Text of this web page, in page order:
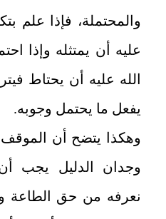
والمحتملة، فإذا علم
عليه أن يمتثله وإذا
الله عليه أن يحتاط
يفعل ما يحتمل وجوبه.
وهكذا يتضح أن
وجدان الدليل يجب
نعرفه من حق الطاعة